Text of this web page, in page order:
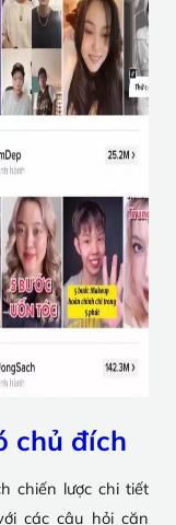
chủ đích
chiến lược chi tiết
các câu hỏi căn